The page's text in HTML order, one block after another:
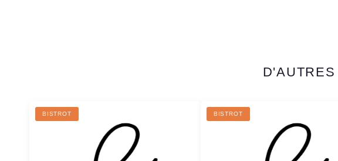
BISTROT BISTROT